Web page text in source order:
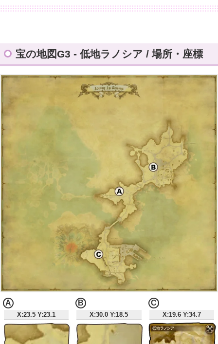
宝の地図G3 - 低地ラノシア / 場所・座標
X:23.5 Y:23.1
A
X:30.0 Y:18.5
B
X:19.6 Y:34.7
C